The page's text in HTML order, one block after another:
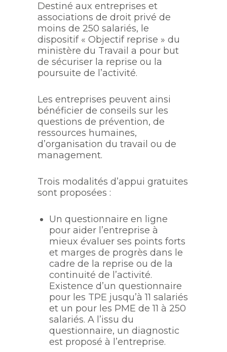
Destiné aux entreprises et
associations de droit privé de
moins de 250 salariés, le
dispositif « Objectif reprise » du
ministère du Travail a pour but
de sécuriser la reprise ou la
poursuite de l’activité.
Les entreprises peuvent ainsi
bénéficier de conseils sur les
questions de prévention, de
ressources humaines,
d’organisation du travail ou de
management.
Trois modalités d’appui gratuites
sont proposées :
Un questionnaire en ligne
pour aider l’entreprise à
mieux évaluer ses points forts
et marges de progrès dans le
cadre de la reprise ou de la
continuité de l’activité.
Existence d’un questionnaire
pour les TPE jusqu’à 11 salariés
et un pour les PME de 11 à 250
salariés. A l’issu du
questionnaire, un diagnostic
est proposé à l’entreprise.